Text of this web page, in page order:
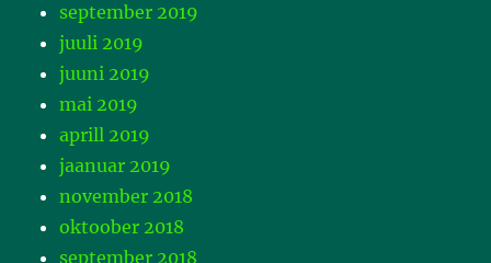
september 2019
juuli 2019
juuni 2019
mai 2019
aprill 2019
jaanuar 2019
november 2018
oktoober 2018
september 2018